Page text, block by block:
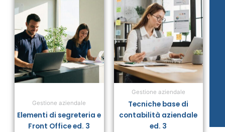
Gestione aziendale
Elementi di segreteria e
Front Office ed. 3
Gestione aziendale
Tecniche base di
contabilità aziendale
ed. 3